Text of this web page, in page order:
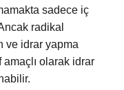
sadece iç
radikal
ve idrar yapma
olarak idrar